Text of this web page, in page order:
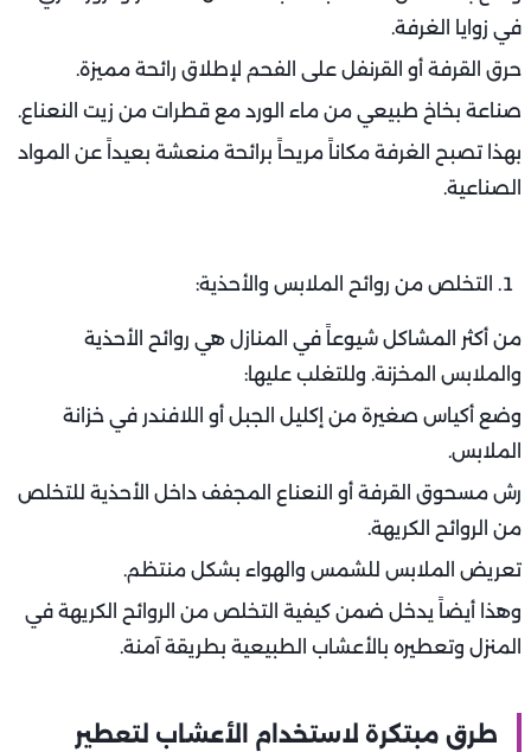
في زوايا الغرفة.
حرق القرفة أو القرنفل على الفحم لإطلاق رائحة مميزة.
صناعة بخاخ طبيعي من ماء الورد مع قطرات من زيت النعناع.
بهذا تصبح الغرفة مكاناً مريحاً برائحة منعشة بعيداً عن المواد
الصناعية.
التخلص من روائح الملابس والأحذية:
من أكثر المشاكل شيوعاً في المنازل هي روائح الأحذية
والملابس المخزنة. وللتغلب عليها:
وضع أكياس صغيرة من إكليل الجبل أو اللافندر في خزانة
الملابس.
رش مسحوق القرفة أو النعناع المجفف داخل الأحذية للتخلص
من الروائح الكريهة.
تعريض الملابس للشمس والهواء بشكل منتظم.
وهذا أيضاً يدخل ضمن كيفية التخلص من الروائح الكريهة في
المنزل وتعطيره بالأعشاب الطبيعية بطريقة آمنة.
طرق مبتكرة لاستخدام الأعشاب لتعطير